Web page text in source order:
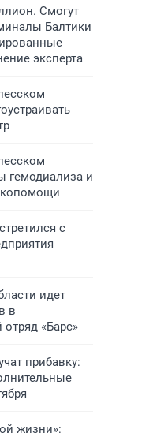
Смогут
Балтики
эксперта
гемодиализа и
с
идет
в
«Барс»
прибавку:
жизни»: